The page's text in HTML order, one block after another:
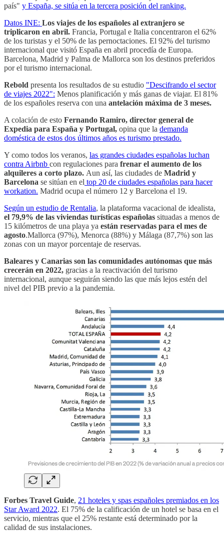
país" y España, se sitúa en la tercera posición del ranking.
Datos INE: Los viajes de los españoles al extranjero se
triplicaron en abril. Francia, Portugal e Italia concentraron el 62%
de los turistas y el 50% de las pernoctaciones. El 92% del turismo
internacional que visitó España en abril procedía de Europa.
Barcelona, Madrid y Palma de Mallorca son los destinos preferidos
por el turismo internacional.
Rebold presenta los resultados de su estudio "Descifrando el sector
de viajes 2022": Menos planificación y más ganas de viajar. El 81%
de los españoles reserva con una antelación máxima de 3 meses.
A colación de esto Fernando Ramiro, director general de
Expedia para España y Portugal, opina que la demanda
doméstica de estos dos últimos años es turismo prestado.
Y como todos los veranos, las grandes ciudades españolas luchan
contra Airbnb con regulaciones para frenar el aumento de los
alquileres a corto plazo. Aun así, las ciudades de Madrid y
Barcelona se sitúan en el top 20 de ciudades españolas para hacer
workation. Madrid ocupa el número 12 y Barcelona el 19.
Según un estudio de Rentalia, la plataforma vacacional de idealista,
el 79,9% de las viviendas turísticas españolas situadas a menos de
15 kilómetros de una playa ya están reservadas para el mes de
agosto.Mallorca (97%), Menorca (88%) y Málaga (87,7%) son las
zonas con un mayor porcentaje de reservas.
Baleares y Canarias son las comunidades autónomas que más
crecerán en 2022, gracias a la reactivación del turismo
internacional, aunque seguirán siendo las que más lejos estén del
nivel del PIB previo a la pandemia.
Forbes Travel Guide, 21 hoteles y spas españoles premiados en los
Star Award 2022. El 75% de la calificación de un hotel se basa en el
servicio, mientras que el 25% restante está determinado por la
calidad de sus instalaciones.